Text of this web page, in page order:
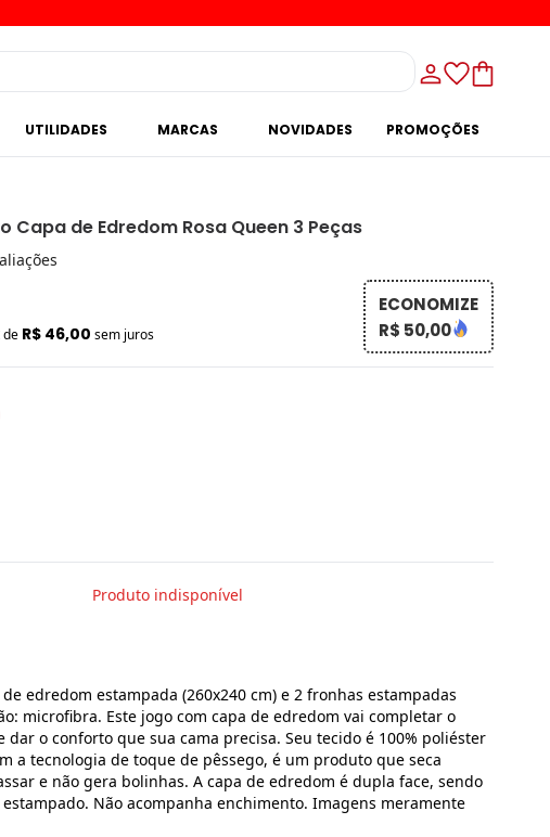
UTILIDADES MARCAS NOVIDADES PROMOÇÕES
Capa de Edredom Rosa Queen 3 Peças
de R$ 46,00 sem juros
ECONOMIZE
R$ 50,00
Produto indisponível
edredom estampada (260x240 cm) e 2 fronhas estampadas
microfibra. Este jogo com capa de edredom vai completar o
dar o conforto que sua cama precisa. Seu tecido é 100% poliéster
a tecnologia de toque de pêssego, é um produto que seca
e não gera bolinhas. A capa de edredom é dupla face, sendo
Não acompanha enchimento. Imagens meramente